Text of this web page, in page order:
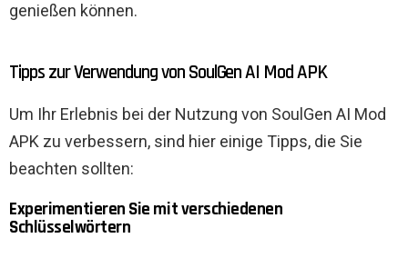
genießen können.
Tipps zur Verwendung von SoulGen AI Mod APK
Um Ihr Erlebnis bei der Nutzung von SoulGen AI Mod
APK zu verbessern, sind hier einige Tipps, die Sie
beachten sollten:
Experimentieren Sie mit verschiedenen
Schlüsselwörtern